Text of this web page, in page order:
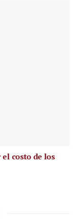
costo de los